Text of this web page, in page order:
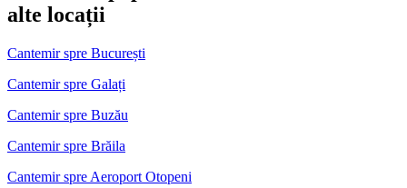
alte locații
Cantemir spre București
Cantemir spre Galați
Cantemir spre Buzău
Cantemir spre Brăila
Cantemir spre Aeroport Otopeni